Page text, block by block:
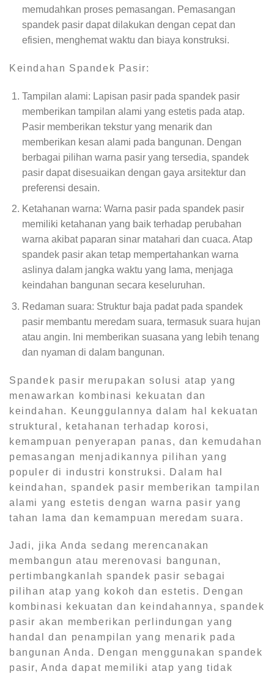
memudahkan proses pemasangan. Pemasangan
spandek pasir dapat dilakukan dengan cepat dan
efisien, menghemat waktu dan biaya konstruksi.
Keindahan Spandek Pasir:
Tampilan alami: Lapisan pasir pada spandek pasir
memberikan tampilan alami yang estetis pada atap.
Pasir memberikan tekstur yang menarik dan
memberikan kesan alami pada bangunan. Dengan
berbagai pilihan warna pasir yang tersedia, spandek
pasir dapat disesuaikan dengan gaya arsitektur dan
preferensi desain.
Ketahanan warna: Warna pasir pada spandek pasir
memiliki ketahanan yang baik terhadap perubahan
warna akibat paparan sinar matahari dan cuaca. Atap
spandek pasir akan tetap mempertahankan warna
aslinya dalam jangka waktu yang lama, menjaga
keindahan bangunan secara keseluruhan.
Redaman suara: Struktur baja padat pada spandek
pasir membantu meredam suara, termasuk suara hujan
atau angin. Ini memberikan suasana yang lebih tenang
dan nyaman di dalam bangunan.
Spandek pasir merupakan solusi atap yang
menawarkan kombinasi kekuatan dan
keindahan. Keunggulannya dalam hal kekuatan
struktural, ketahanan terhadap korosi,
kemampuan penyerapan panas, dan kemudahan
pemasangan menjadikannya pilihan yang
populer di industri konstruksi. Dalam hal
keindahan, spandek pasir memberikan tampilan
alami yang estetis dengan warna pasir yang
tahan lama dan kemampuan meredam suara.
Jadi, jika Anda sedang merencanakan
membangun atau merenovasi bangunan,
pertimbangkanlah spandek pasir sebagai
pilihan atap yang kokoh dan estetis. Dengan
kombinasi kekuatan dan keindahannya, spandek
pasir akan memberikan perlindungan yang
handal dan penampilan yang menarik pada
bangunan Anda. Dengan menggunakan spandek
pasir, Anda dapat memiliki atap yang tidak